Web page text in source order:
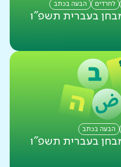
לחרדים הבעה בכתב
בעברית תשפ"ו
הבעה בכתב
בעברית תשפ"ו